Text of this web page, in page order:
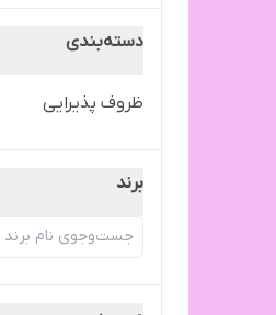
دسته‌بندی
ظروف پذیرایی
برند